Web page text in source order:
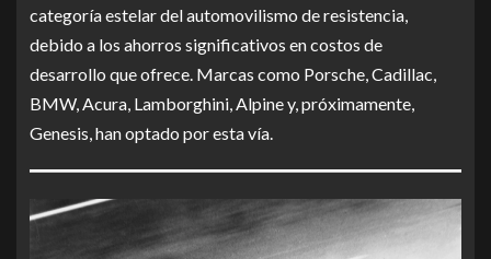
categoría estelar del automovilismo de resistencia,
debido a los ahorros significativos en costos de
desarrollo que ofrece. Marcas como Porsche, Cadillac,
BMW, Acura, Lamborghini, Alpine y, próximamente,
Genesis, han optado por esta vía.